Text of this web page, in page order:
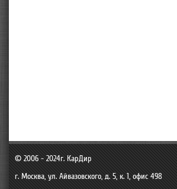
© 2006 - 2024г. КарДир
г. Москва, ул. Айвазовского, д. 5, к. 1, офис 498